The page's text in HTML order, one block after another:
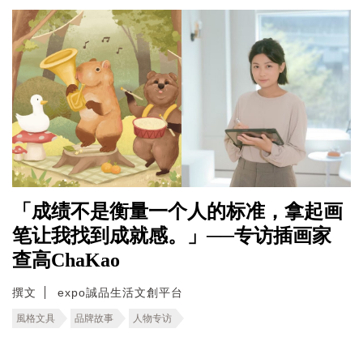
「成绩不是衡量一个人的标准，拿起画
笔让我找到成就感。」──专访插画家
查高ChaKao
撰文 expo誠品生活文創平台
風格文具 品牌故事 人物专访